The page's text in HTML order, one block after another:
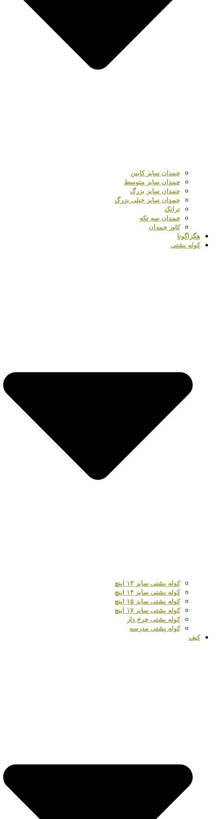
چمدان سایز کابین
چمدان سایز متوسط
چمدان سایز بزرگ
چمدان سایز خیلی بزرگ
ترانک
چمدان سه تکه
کاور چمدان
هگزاگونا
کوله پشتی
کوله پشتی سایز ۱۳ اینچ
کوله پشتی سایز ۱۴ اینچ
کوله پشتی سایز ۱۵ اینچ
کوله پشتی سایز ۱۷ اینچ
کوله پشتی چرخ دار
کوله پشتی مدرسه
کیف